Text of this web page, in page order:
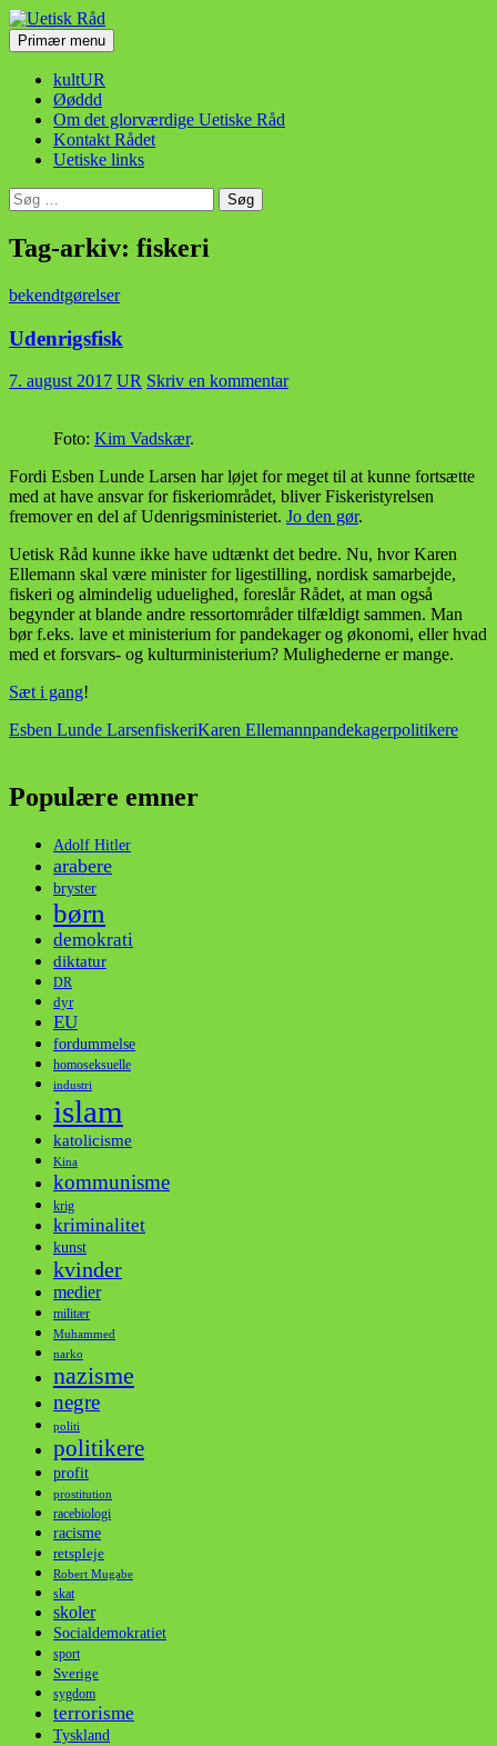
Hop
til
indhold
Uetisk Råd
SøgPrimær menu
kultUR
Øøddd
Om det glorværdige Uetiske Råd
Kontakt Rådet
Uetiske links
Søg
efter:
Tag-arkiv: fiskeri
bekendtgørelser
Udenrigsfisk
7. august 2017 UR Skriv en kommentar
Foto: Kim Vadskær.
Fordi Esben Lunde Larsen har løjet for meget til at kunne fortsætte
med at have ansvar for fiskeriområdet, bliver Fiskeristyrelsen
fremover en del af Udenrigsministeriet. Jo den gør.
Uetisk Råd kunne ikke have udtænkt det bedre. Nu, hvor Karen
Ellemann skal være minister for ligestilling, nordisk samarbejde,
fiskeri og almindelig uduelighed, foreslår Rådet, at man også
begynder at blande andre ressortområder tilfældigt sammen. Man
bør f.eks. lave et ministerium for pandekager og økonomi, eller hvad
med et forsvars- og kulturministerium? Mulighederne er mange.
Sæt i gang!
Esben Lunde LarsenfiskeriKaren Ellemannpandekagerpolitikere
Populære emner
Adolf Hitler
arabere
bryster
børn
demokrati
diktatur
DR
dyr
EU
fordummelse
homoseksuelle
industri
islam
katolicisme
Kina
kommunisme
krig
kriminalitet
kunst
kvinder
medier
militær
Muhammed
narko
nazisme
negre
politi
politikere
profit
prostitution
racebiologi
racisme
retspleje
Robert Mugabe
skat
skoler
Socialdemokratiet
sport
Sverige
sygdom
terrorisme
Tyskland